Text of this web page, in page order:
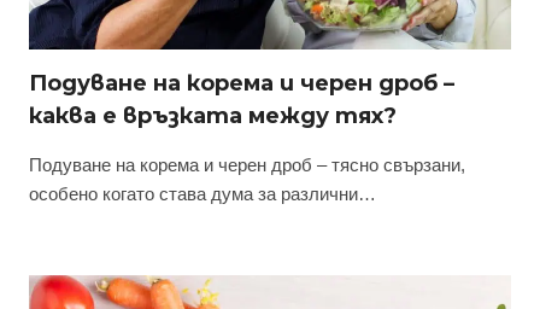
Подуване на корема и черен дроб –
каква е връзката между тях?
Подуване на корема и черен дроб – тясно свързани,
особено когато става дума за различни…